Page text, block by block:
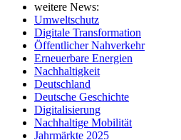
weitere News:
Umweltschutz
Digitale Transformation
Öffentlicher Nahverkehr
Erneuerbare Energien
Nachhaltigkeit
Deutschland
Deutsche Geschichte
Digitalisierung
Nachhaltige Mobilität
Jahrmärkte 2025